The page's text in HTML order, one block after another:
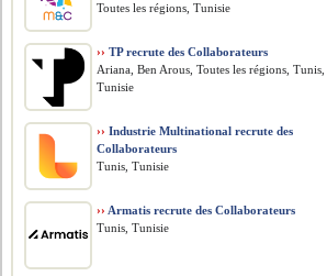
Toutes les régions, Tunisie
›› TP recrute des Collaborateurs
Ariana, Ben Arous, Toutes les régions, Tunis,
Tunisie
›› Industrie Multinational recrute des
Collaborateurs
Tunis, Tunisie
›› Armatis recrute des Collaborateurs
Tunis, Tunisie